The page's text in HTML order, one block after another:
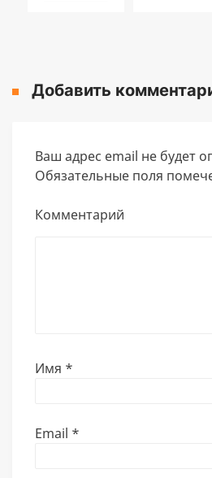
Добавить
Ваш адрес email не будет
Обязательные поля
Комментарий
Имя *
Email *